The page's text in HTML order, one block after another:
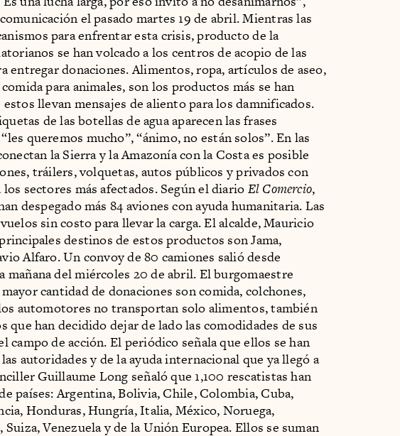
el pasado martes 19 de abril. Mientras las
para enfrentar esta crisis, producto de la
se han volcado a los centros de acopio de las
entregar donaciones. Alimentos, ropa, artículos de aseo,
para animales, son los productos más se han
llevan mensajes de aliento para los damnificados.
de las botellas de agua aparecen las frases
queremos mucho”, “ánimo, no están solos”. En las
la Sierra y la Amazonía con la Costa es posible
tráilers, volquetas, autos públicos y privados con
sectores más afectados. Según el diario El Comercio,
despegado más 84 aviones con ayuda humanitaria. Las
sin costo para llevar la carga. El alcalde, Mauricio
destinos de estos productos son Jama,
Alfaro. Un convoy de 80 camiones salió desde
mañana del miércoles 20 de abril. El burgomaestre
cantidad de donaciones son comida, colchones,
automotores no transportan solo alimentos, también
que han decidido dejar de lado las comodidades de sus
campo de acción. El periódico señala que ellos se han
autoridades y de la ayuda internacional que ya llegó a
Guillaume Long señaló que 1,100 rescatistas han
países: Argentina, Bolivia, Chile, Colombia, Cuba,
Honduras, Hungría, Italia, México, Noruega,
Suiza, Venezuela y de la Unión Europea. Ellos se suman